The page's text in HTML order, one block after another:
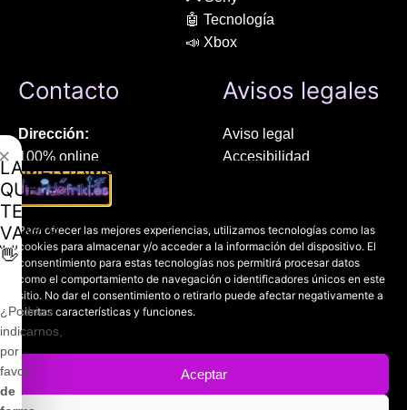
Para ofrecer las mejores experiencias, utilizamos tecnologías como las
cookies para almacenar y/o acceder a la información del dispositivo. El
consentimiento para estas tecnologías nos permitirá procesar datos
como el comportamiento de navegación o identificadores únicos en este
sitio. No dar el consentimiento o retirarlo puede afectar negativamente a
ciertas características y funciones.
Aceptar
🤖 Tecnología
📣 Xbox
Contacto
Dirección:
100% online
Manresa (08241), Barcelona
Chat Whatsapp (solo texto):
+34 689 800 662
Correo:
contacto@mundofriki.es
Avisos legales
Aviso legal
Accesibilidad
Política de privacidad
Copyright © 2022-2026
LAMENTAMOS
QUE
TE
VAYAS
👋
¿Podrías
indicarnos,
por
favor,
de